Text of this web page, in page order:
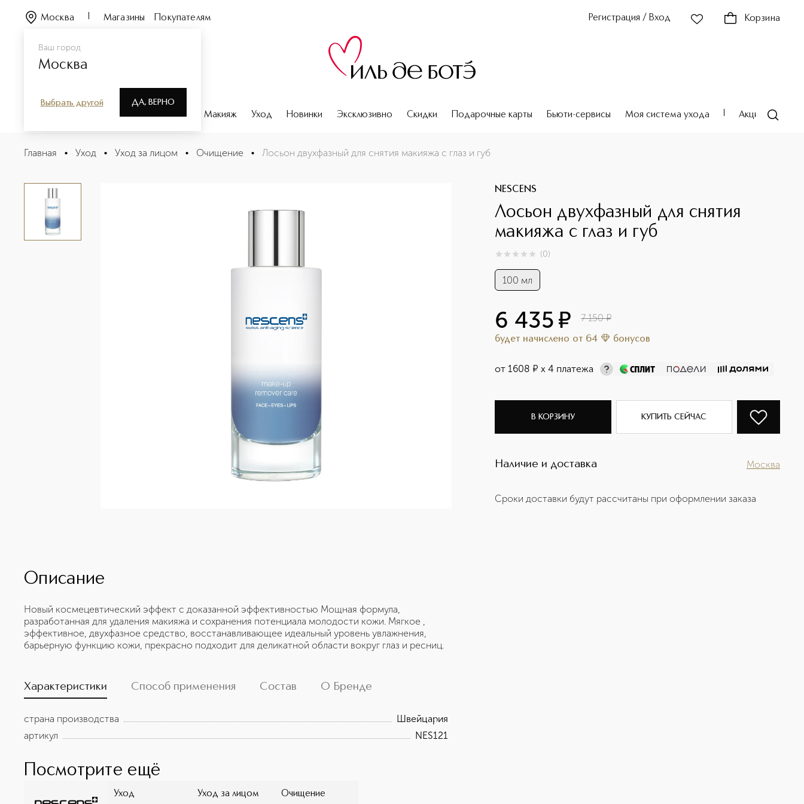
Ваш город
Москва
Выбрать другой ДА, ВЕРНО
Москва Магазины Покупателям Регистрация / Вход Корзина
Парфюмерия Макияж Уход Новинки Эксклюзивно Скидки Подарочные карты Бьюти-сервисы Моя система ухода Акции
Лосьон двухфазный для снятия макияжа с глаз и губ
Описание
Главная • Уход • Уход за лицом • Очищение • Лосьон двухфазный для снятия макияжа с глаз и губ
NESCENS
Лосьон двухфазный для снятия
макияжа с глаз и губ
0из 0 (0)
100 мл
6 435 ¤ 7 150 ¤
будет начислено от 64 бонусов
от 1608 ¤ х 4 платежа
В КОРЗИНУ КУПИТЬ СЕЙЧАС
Наличие и доставка Москва
Сроки доставки будут рассчитаны при оформлении заказа
Описание
Новый космецевтический эффект с доказанной эффективностью Мощная формула,
разработанная для удаления макияжа и сохранения потенциала молодости кожи. Мягкое ,
эффективное, двухфазное средство, восстанавливающее идеальный уровень увлажнения,
барьерную функцию кожи, прекрасно подходит для деликатной области вокруг глаз и ресниц.
Характеристики Способ применения Состав О Бренде
страна производства
Швейцария
артикул
NES121
Посмотрите ещё
Уход Уход за лицом Очищение